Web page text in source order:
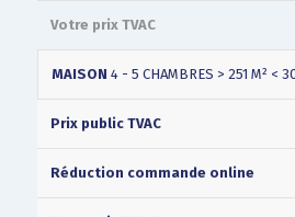
MAISON 4 - 5 CHAMBRES > 251 M² <